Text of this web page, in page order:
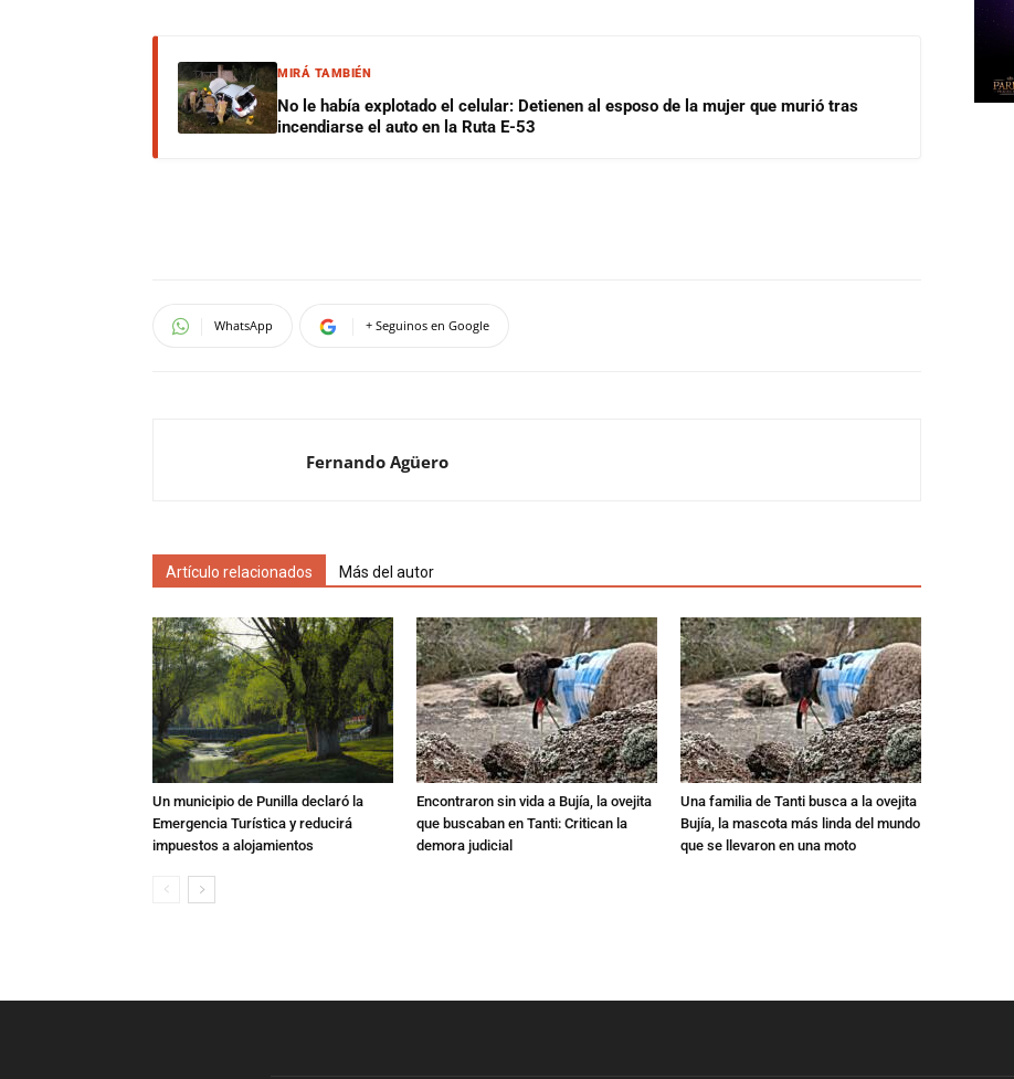
MIRÁ TAMBIÉN
No le había explotado el celular: Detienen al esposo de la mujer que murió tras
incendiarse el auto en la Ruta E-53
WhatsApp + Seguinos en Google
Fernando Agüero
Artículo relacionados Más del autor
Un municipio de Punilla declaró la
Emergencia Turística y reducirá
impuestos a alojamientos
Encontraron sin vida a Bujía, la ovejita
que buscaban en Tanti: Critican la
demora judicial
Una familia de Tanti busca a la ovejita
Bujía, la mascota más linda del mundo
que se llevaron en una moto